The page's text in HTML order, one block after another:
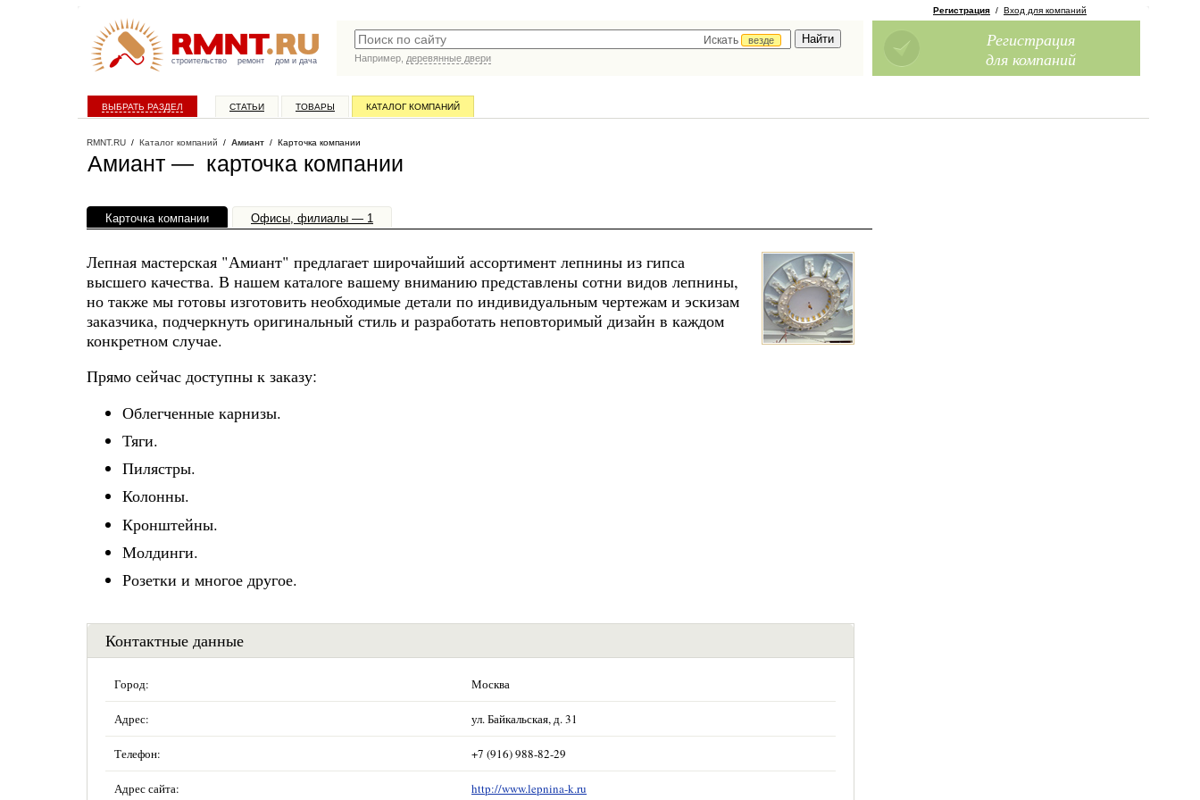
строительство ремонт дом и дача
Искать
везде
Например, деревянные двери
Регистрация / Вход для компаний
Регистрация
для компаний
ВЫБРАТЬ РАЗДЕЛ СТАТЬИ ТОВАРЫ КАТАЛОГ КОМПАНИЙ
RMNT.RU / Каталог компаний / Амиант / Карточка компании
Амиант — карточка компании
Карточка компании Офисы, филиалы — 1
Лепная мастерская "Амиант" предлагает широчайший ассортимент лепнины из гипса
высшего качества. В нашем каталоге вашему вниманию представлены сотни видов лепнины,
но также мы готовы изготовить необходимые детали по индивидуальным чертежам и эскизам
заказчика, подчеркнуть оригинальный стиль и разработать неповторимый дизайн в каждом
конкретном случае.
Прямо сейчас доступны к заказу:
Облегченные карнизы.
Тяги.
Пилястры.
Колонны.
Кронштейны.
Молдинги.
Розетки и многое другое.
Контактные данные
Город: Москва
Адрес: ул. Байкальская, д. 31
Телефон: +7 (916) 988-82-29
Адрес сайта: http://www.lepnina-k.ru